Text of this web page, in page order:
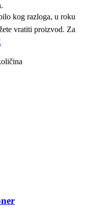
kog razloga, u roku
vratiti proizvod. Za